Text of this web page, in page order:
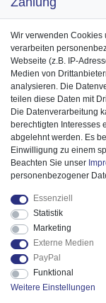
Wir verwenden Cookies
verarbeiten
Webseite (z.B. IP-
Medien von
analysieren. Die
teilen diese Daten mit
Die Datenverarbeitung
berechtigten Interesses
abgelehnt werden. Es
Einwilligung zu einem
Beachten Sie unser
personenbezogener
Essenziell
Statistik
Marketing
Externe Medien
PayPal
Funktional
Weitere Einstellungen